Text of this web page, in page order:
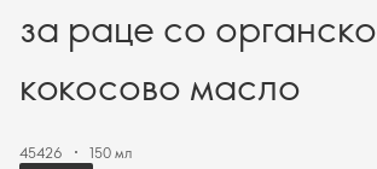
за раце со органско
кокосово масло
45426
150 мл